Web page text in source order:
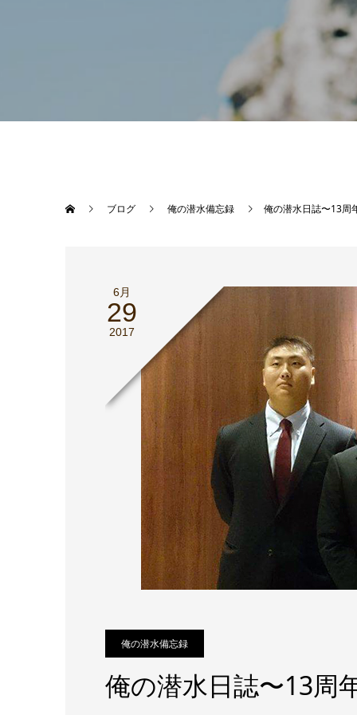
ブログ 俺の潜水備忘録 俺の潜水日誌〜13周
6月
29
2017
俺の潜水備忘録
俺の潜水日誌〜13周